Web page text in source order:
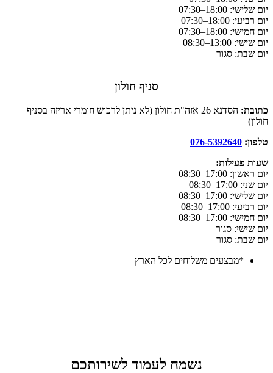
יום שלישי: 18:00–07:30
יום רביעי: 18:00–07:30
יום חמישי: 18:00–07:30
יום שישי: 13:00–08:30
יום שבת: סגור
סניף חולון
כתובת:
הסדנא 26 אזה"ת חולון (לא ניתן לרכוש חומרי אריזה בסניף
חולון)
טלפון: 076-5392640
שעות פעילות:
יום ראשון: 17:00–08:30
יום שני: 17:00–08:30
יום שלישי: 17:00–08:30
יום רביעי: 17:00–08:30
יום חמישי: 17:00–08:30
יום שישי: סגור
יום שבת: סגור
*מבצעים משלוחים לכל הארץ
נשמח לעמוד לשירותכם